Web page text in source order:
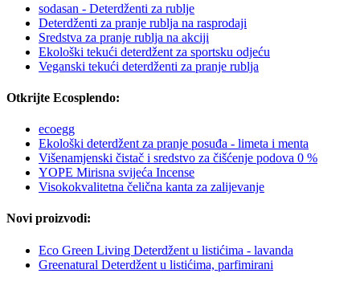
sodasan - Deterdženti za rublje
Deterdženti za pranje rublja na rasprodaji
Sredstva za pranje rublja na akciji
Ekološki tekući deterdžent za sportsku odjeću
Veganski tekući deterdženti za pranje rublja
Otkrijte Ecosplendo:
ecoegg
Ekološki deterdžent za pranje posuđa - limeta i menta
Višenamjenski čistač i sredstvo za čišćenje podova 0 %
YOPE Mirisna svijeća Incense
Visokokvalitetna čelična kanta za zalijevanje
Novi proizvodi:
Eco Green Living Deterdžent u listićima - lavanda
Greenatural Deterdžent u listićima, parfimirani